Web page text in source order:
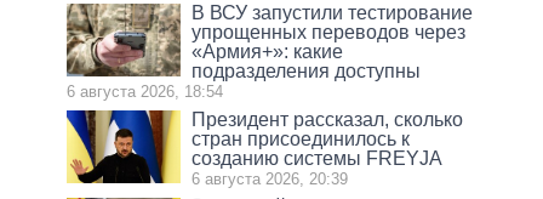
В ВСУ запустили тестирование
упрощенных переводов через
«Армия+»: какие
подразделения доступны
6 августа 2026, 18:54
Президент рассказал, сколько
стран присоединилось к
созданию системы FREYJA
6 августа 2026, 20:39